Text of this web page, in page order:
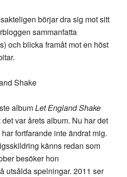
börjar dra sig mot sitt
sammanfatta
och blicka framåt mot en höst
Shake
albumLet England Shake
var årets album. Nu har det
fortfarande inte ändrat mig.
känns redan som
besöker hon
utsålda spelningar. 2011 ser